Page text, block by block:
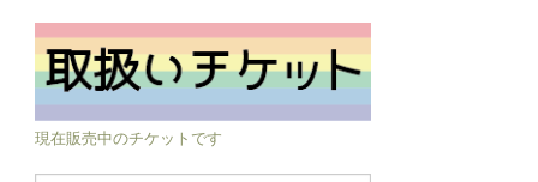
現在販売中のチケットです